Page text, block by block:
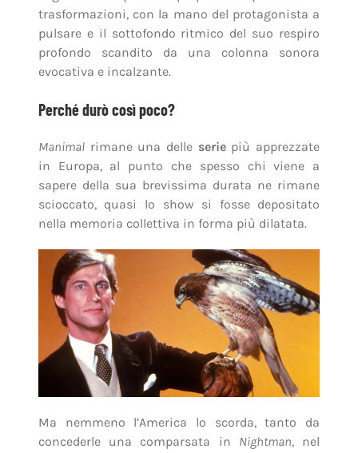
trasformazioni, con la mano del protagonista a
pulsare e il sottofondo ritmico del suo respiro
profondo scandito da una colonna sonora
evocativa e incalzante.
Perché durò così poco?
Manimalrimane una delle seriepiù apprezzate
in Europa, al punto che spesso chi viene a
sapere della sua brevissima durata ne rimane
scioccato, quasi lo show si fosse depositato
nella memoria collettiva in forma più dilatata.
Ma nemmeno l’America lo scorda, tanto da
concederle una comparsata in Nightman, nel